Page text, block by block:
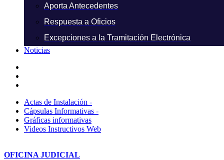
Aporta Antecedentes
Respuesta a Oficios
Excepciones a la Tramitación Electrónica
Noticias
Actas de Instalación -
Cápsulas Informativas -
Gráficas informativas
Videos Instructivos Web
OFICINA JUDICIAL